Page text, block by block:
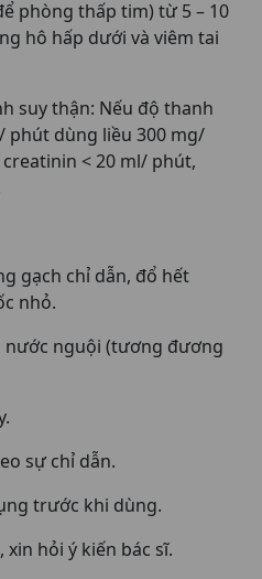
phòng thấp tim) từ 5 – 10
hô hấp dưới và viêm tai
suy thận: Nếu độ thanh
phút dùng liều 300 mg/
< 20 ml/ phút,
gạch chỉ dẫn, đổ hết
nhỏ.
nước nguội (tương đương
sự chỉ dẫn.
trước khi dùng.
hỏi ý kiến bác sĩ.